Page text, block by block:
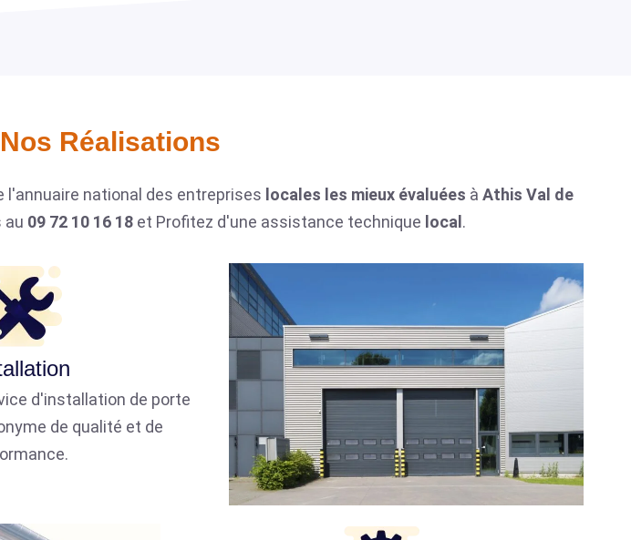
Réalisations​
l'annuaire national des entreprises locales les mieux évaluées à Athis Val de
au 09 72 10 16 18 et Profitez d'une assistance technique local .
d'installation de porte
de qualité et de